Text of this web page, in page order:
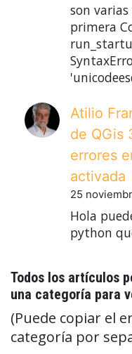
son
primera
Atilio
de QGis
errores
activada
25
Hola
python
Todos los artículos
una categoría para
(Puede copiar el
categoría por